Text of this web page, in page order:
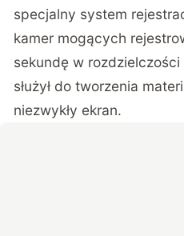
specjalny system
kamer mogących
sekundę w
służył do tworzenia
niezwykły ekran.